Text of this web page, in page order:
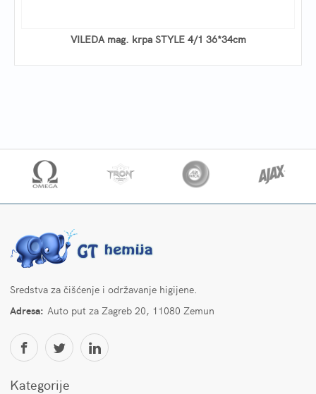
VILEDA mag. krpa STYLE 4/1 36*34cm
Sredstva za čišćenje i održavanje higijene.
Adresa: Auto put za Zagreb 20, 11080 Zemun
Kategorije